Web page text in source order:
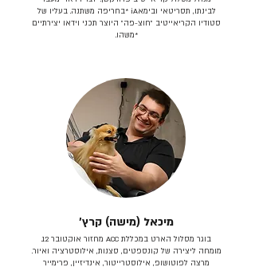
לבינתו, תסריטאי וב​ימאiA‎ *בחריפה משתנה. בעליו של
סטודיו הקריאייטיב ״חוצ-פה״ היוצר תכני וידאו יצירתיים
*משהו.
מיכאל (מישה) קרץ׳
בוגר מסלול הארט במכללת ACC מחזור אוקטובר 12.
מומחה ליצירה של קונספטים, סצנות, אילוסטרציה ואיור.
מרצה לפוטושופ, אילוסטרייטור, אינדיזיין, פרימייר